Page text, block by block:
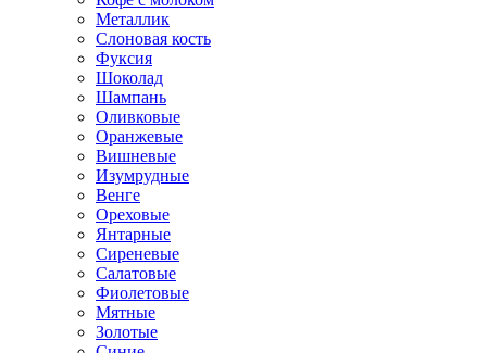
Металлик
Слоновая кость
Фуксия
Шоколад
Шампань
Оливковые
Оранжевые
Вишневые
Изумрудные
Венге
Ореховые
Янтарные
Сиреневые
Салатовые
Фиолетовые
Мятные
Золотые